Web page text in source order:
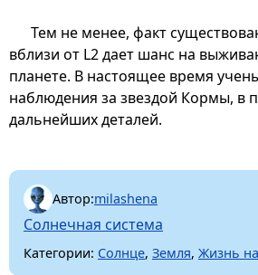
Тем не менее, факт
вблизи от L2 дает шанс на
планете. В настоящее время
наблюдения за звездой Кормы, в
дальнейших деталей.
Автор:milashena
Солнечная система
Категории: Солнце, Земля, Жизнь